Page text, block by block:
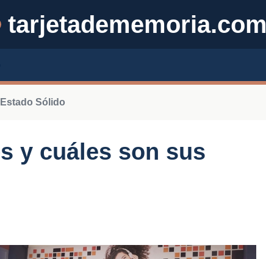
tarjetadememoria.com
Sólido
y cuáles son sus